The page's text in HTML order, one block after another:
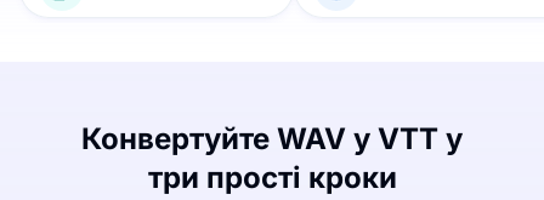
Конвертуйте WAV у VTT у
три прості кроки